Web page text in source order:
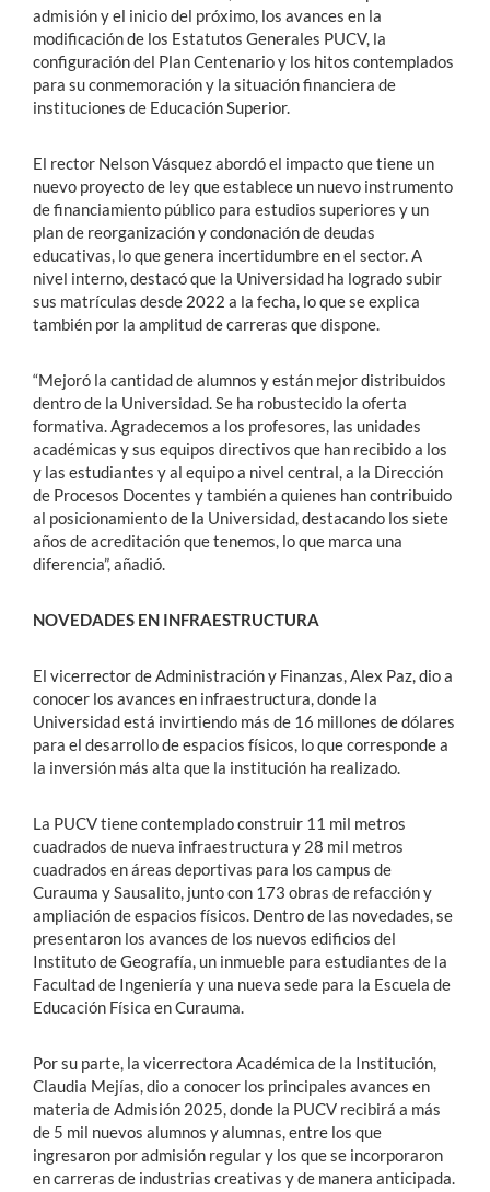
admisión y el inicio del próximo, los avances en la
modificación de los Estatutos Generales PUCV, la
configuración del Plan Centenario y los hitos contemplados
para su conmemoración y la situación financiera de
instituciones de Educación Superior.
El rector Nelson Vásquez abordó el impacto que tiene un
nuevo proyecto de ley que establece un nuevo instrumento
de financiamiento público para estudios superiores y un
plan de reorganización y condonación de deudas
educativas, lo que genera incertidumbre en el sector. A
nivel interno, destacó que la Universidad ha logrado subir
sus matrículas desde 2022 a la fecha, lo que se explica
también por la amplitud de carreras que dispone.
“Mejoró la cantidad de alumnos y están mejor distribuidos
dentro de la Universidad. Se ha robustecido la oferta
formativa. Agradecemos a los profesores, las unidades
académicas y sus equipos directivos que han recibido a los
y las estudiantes y al equipo a nivel central, a la Dirección
de Procesos Docentes y también a quienes han contribuido
al posicionamiento de la Universidad, destacando los siete
años de acreditación que tenemos, lo que marca una
diferencia”, añadió.
NOVEDADES EN INFRAESTRUCTURA
El vicerrector de Administración y Finanzas, Alex Paz, dio a
conocer los avances en infraestructura, donde la
Universidad está invirtiendo más de 16 millones de dólares
para el desarrollo de espacios físicos, lo que corresponde a
la inversión más alta que la institución ha realizado.
La PUCV tiene contemplado construir 11 mil metros
cuadrados de nueva infraestructura y 28 mil metros
cuadrados en áreas deportivas para los campus de
Curauma y Sausalito, junto con 173 obras de refacción y
ampliación de espacios físicos. Dentro de las novedades, se
presentaron los avances de los nuevos edificios del
Instituto de Geografía, un inmueble para estudiantes de la
Facultad de Ingeniería y una nueva sede para la Escuela de
Educación Física en Curauma.
Por su parte, la vicerrectora Académica de la Institución,
Claudia Mejías, dio a conocer los principales avances en
materia de Admisión 2025, donde la PUCV recibirá a más
de 5 mil nuevos alumnos y alumnas, entre los que
ingresaron por admisión regular y los que se incorporaron
en carreras de industrias creativas y de manera anticipada.